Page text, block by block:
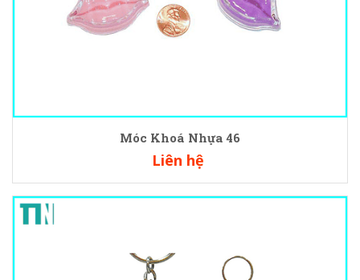
Móc Khoá Nhựa 46
Liên hệ